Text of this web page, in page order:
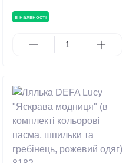
в наявності